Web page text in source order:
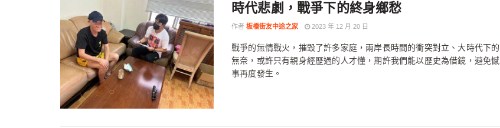
時代悲劇，戰爭下的終身鄉愁
作者 板橋街友中途之家 2023 年 12 月 20 日
戰爭的無情戰火，摧毀了許多家庭，兩岸長時間的衝突對立、大時代下的
無奈，或許只有親身經歷過的人才懂，期許我們能以歷史為借鏡，避免憾
事再度發生。